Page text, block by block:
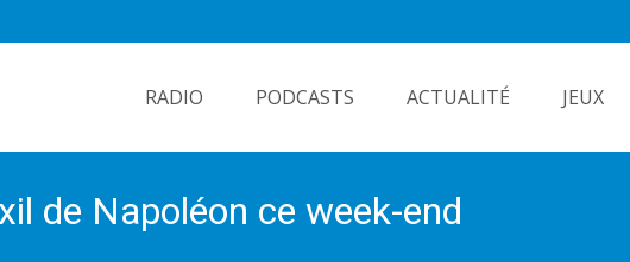
RADIO PODCASTS ACTUALITÉ JEUX
de Napoléon ce week-end